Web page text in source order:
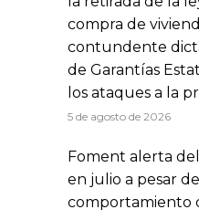
compra de
contundente
de Garantías
los ataques a la
5 de agosto de 2026
Foment alerta
en julio a pesar
comportamiento